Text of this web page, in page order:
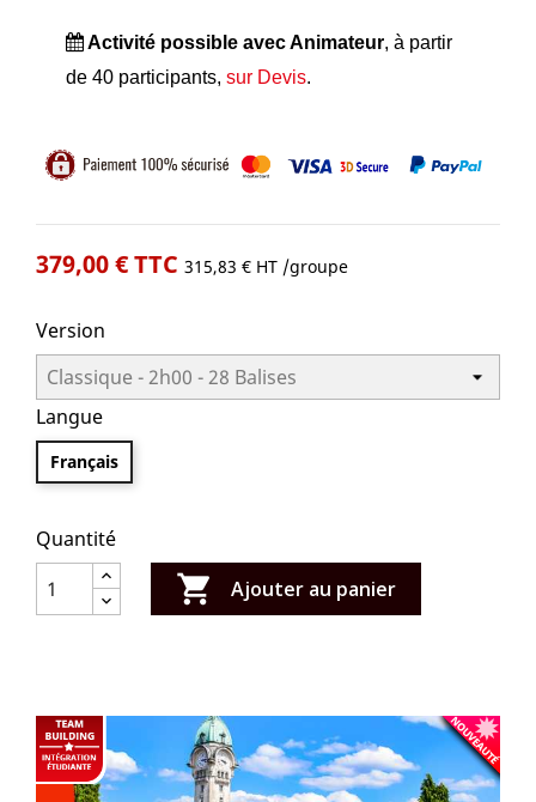
Activité possible avec Animateur, à partir
de 40 participants, sur Devis.
379,00 € TTC 315,83 € HT /groupe
Version
Langue
Français
Quantité
 Ajouter au panier